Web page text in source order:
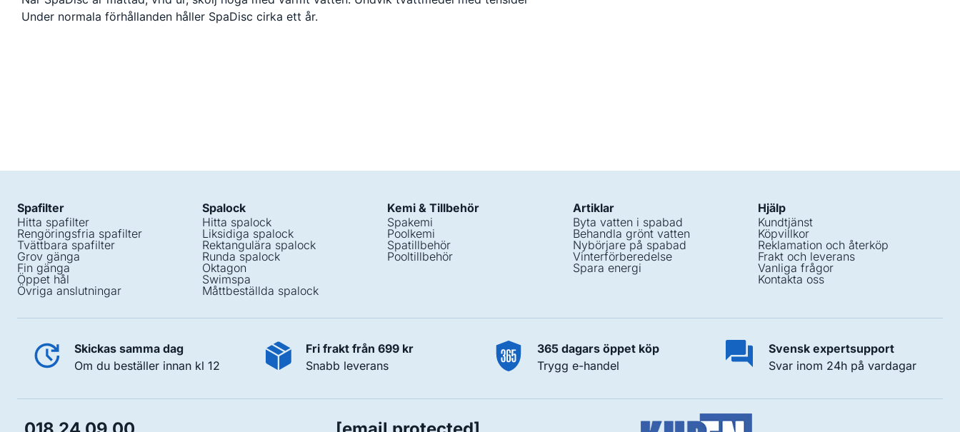
Under normala förhållanden håller SpaDisc cirka ett år.
Spafilter
Hitta spafilter
Rengöringsfria spafilter
Tvättbara spafilter
Grov gänga
Fin gänga
Öppet hål
Övriga anslutningar
Spalock
Hitta spalock
Liksidiga spalock
Rektangulära spalock
Runda spalock
Oktagon
Swimspa
Måttbeställda spalock
Kemi & Tillbehör
Spakemi
Poolkemi
Spatillbehör
Pooltillbehör
Artiklar
Byta vatten i spabad
Behandla grönt vatten
Nybörjare på spabad
Vinterförberedelse
Spara energi
Hjälp
Kundtjänst
Köpvillkor
Reklamation och återköp
Frakt och leverans
Vanliga frågor
Kontakta oss
Skickas samma dag
Om du beställer innan kl 12
Fri frakt från 699 kr
Snabb leverans
365 dagars öppet köp
Trygg e-handel
Svensk expertsupport
Svar inom 24h på vardagar